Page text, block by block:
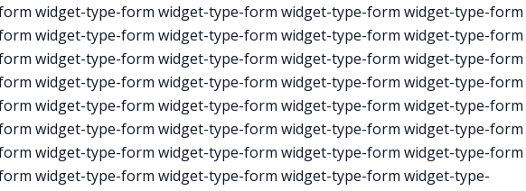
widget-type-form widget-type-form widget-type-form widget-type-form
widget-type-form widget-type-form widget-type-form widget-type-form
widget-type-form widget-type-form widget-type-form widget-type-form
widget-type-form widget-type-form widget-type-form widget-type-form
widget-type-form widget-type-form widget-type-form widget-type-form
widget-type-form widget-type-form widget-type-form widget-type-form
widget-type-form widget-type-form widget-type-form widget-type-form
widget-type-form widget-type-form widget-type-form widget-type-